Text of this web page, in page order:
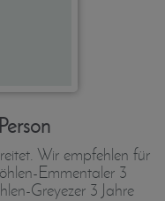
Wir empfehlen für
Emmentaler 3
Greyezer 3 Jahre